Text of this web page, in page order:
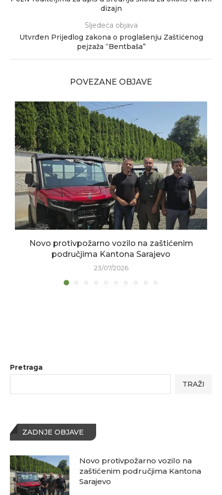
dizajn
Sljedeća objava
Utvrđen Prijedlog zakona o proglašenju Zaštićenog
pejzaža “Bentbaša”
POVEZANE OBJAVE
Novo protivpožarno vozilo na zaštićenim
područjima Kantona Sarajevo
23/07/2026
Pretraga
TRAŽI
ZADNJE OBJAVE
Novo protivpožarno vozilo na
zaštićenim područjima Kantona
Sarajevo